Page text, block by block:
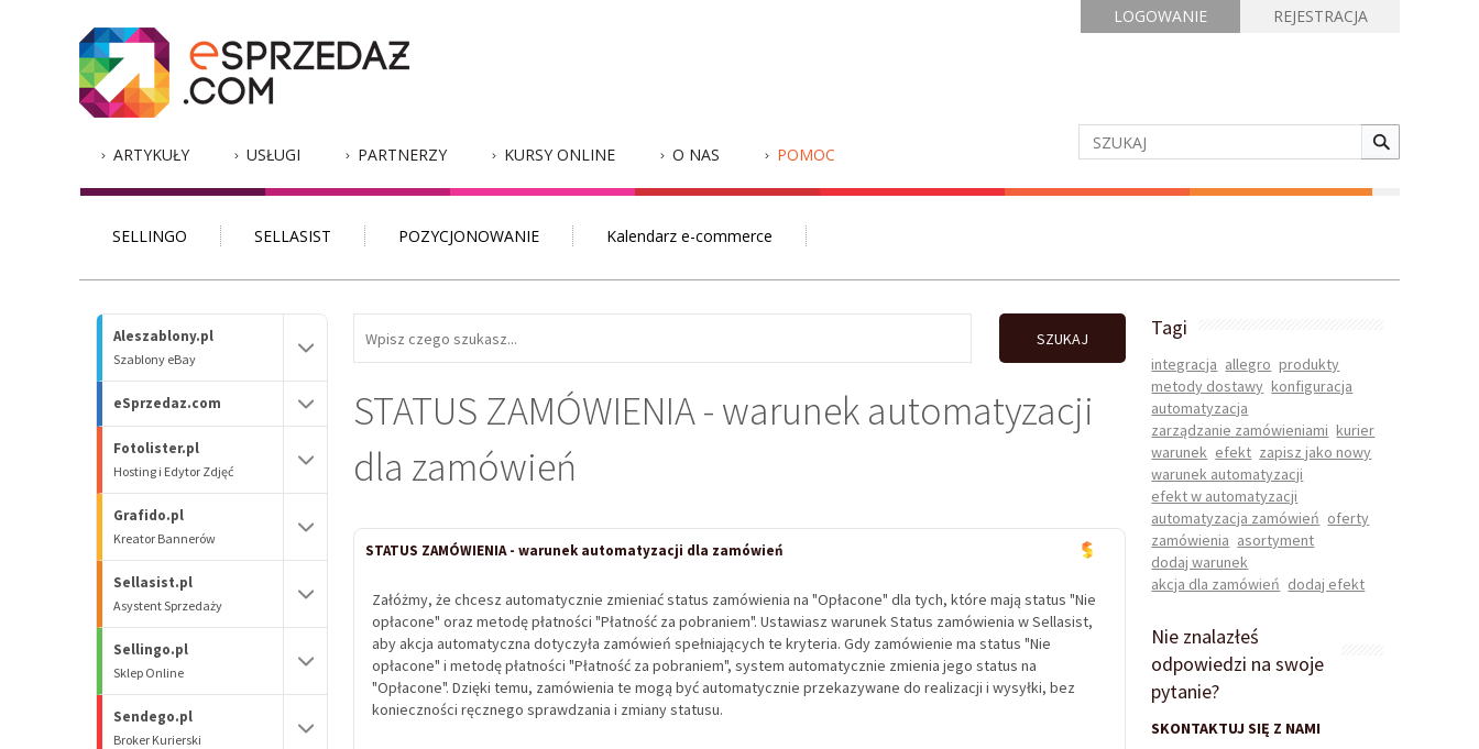
REJESTRACJA
LOGOWANIE
ARTYKUŁY USŁUGI PARTNERZY KURSY ONLINE O NAS POMOC
SELLINGO SELLASIST POZYCJONOWANIE Kalendarz e-commerce
Aleszablony.pl
Szablony eBay
eSprzedaz.com
Fotolister.pl
Hosting i Edytor Zdjęć
Grafido.pl
Kreator Bannerów
Sellasist.pl
Asystent Sprzedaży
Sellingo.pl
Sklep Online
Sendego.pl
Broker Kurierski
SZUKAJ
STATUS ZAMÓWIENIA - warunek automatyzacji
dla zamówień
STATUS ZAMÓWIENIA - warunek automatyzacji dla zamówień
Załóżmy, że chcesz automatycznie zmieniać status zamówienia na "Opłacone" dla tych, które mają status "Nie
opłacone" oraz metodę płatności "Płatność za pobraniem". Ustawiasz warunek Status zamówienia w Sellasist,
aby akcja automatyczna dotyczyła zamówień spełniających te kryteria. Gdy zamówienie ma status "Nie
opłacone" i metodę płatności "Płatność za pobraniem", system automatycznie zmienia jego status na
"Opłacone". Dzięki temu, zamówienia te mogą być automatycznie przekazywane do realizacji i wysyłki, bez
konieczności ręcznego sprawdzania i zmiany statusu.
Tagi
integracja allegro produkty
metody dostawy konfiguracja
automatyzacja
zarządzanie zamówieniami kurier
warunek efekt zapisz jako nowy
warunek automatyzacji
efekt w automatyzacji
automatyzacja zamówień oferty
zamówienia asortyment
dodaj warunek
akcja dla zamówień dodaj efekt
Nie znalazłeś
odpowiedzi na swoje
pytanie?
SKONTAKTUJ SIĘ Z NAMI